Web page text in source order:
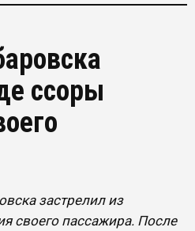
ссоры
застрелил из
своего пассажира. После